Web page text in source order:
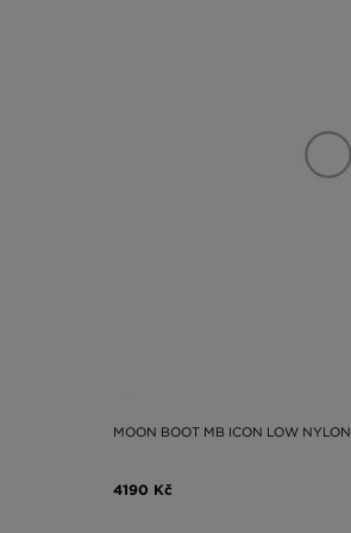
MOON BOOT MB ICON LOW NYLON
4190 Kč